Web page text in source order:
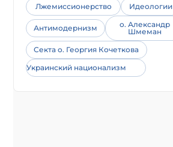
Лжемиссионерство
Идеологии
Антимодернизм
о. Александр
Шмеман
Секта о. Георгия Кочеткова
Украинский национализм